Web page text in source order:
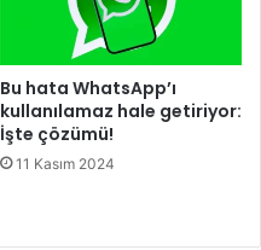
Bu hata WhatsApp’ı
kullanılamaz hale getiriyor:
İşte çözümü!
11 Kasım 2024